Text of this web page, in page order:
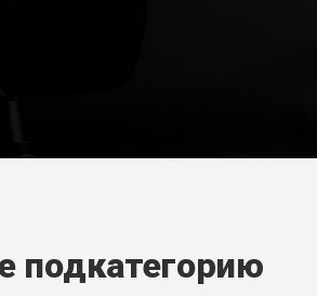
подкатегорию